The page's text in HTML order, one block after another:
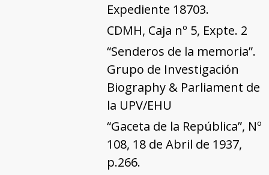
Expediente 18703.
CDMH, Caja nº 5, Expte. 2
“Senderos de la memoria”.
Grupo de Investigación
Biography & Parliament de
la UPV/EHU
“Gaceta de la República”, Nº
108, 18 de Abril de 1937,
p.266.